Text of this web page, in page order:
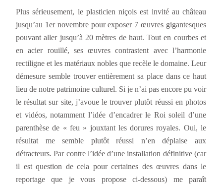
Plus sérieusement, le plasticien niçois est invité au château
jusqu’au 1er novembre pour exposer 7 œuvres gigantesques
pouvant aller jusqu’à 20 mètres de haut. Tout en courbes et
en acier rouillé, ses œuvres contrastent avec l’harmonie
rectiligne et les matériaux nobles que recèle le domaine. Leur
démesure semble trouver entièrement sa place dans ce haut
lieu de notre patrimoine culturel. Si je n’ai pas encore pu voir
le résultat sur site, j’avoue le trouver plutôt réussi en photos
et vidéos, notamment l’idée d’encadrer le Roi soleil d’une
parenthèse de « feu » jouxtant les dorures royales. Oui, le
résultat me semble plutôt réussi n’en déplaise aux
détracteurs. Par contre l’idée d’une installation définitive (car
il est question de cela pour certaines des œuvres dans le
reportage que je vous propose ci-dessous) me paraît